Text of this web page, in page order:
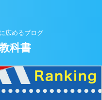
広めるブログ
科書